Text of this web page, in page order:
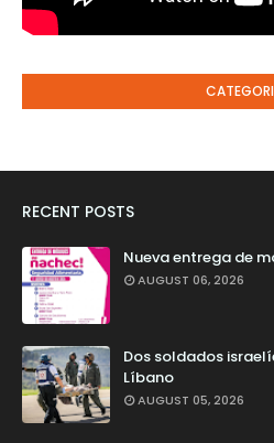
RECENT POSTS
Nueva entrega de
AUGUST 06, 2026
Dos soldados
Líbano
AUGUST 05, 2026